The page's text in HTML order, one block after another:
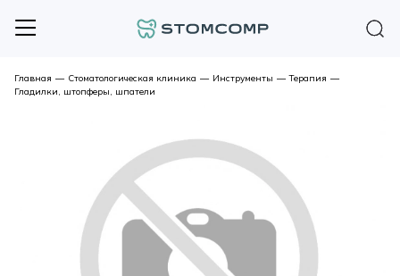
Главная — Стоматологическая клиника — Инструменты — Терапия —
Гладилки, штопферы, шпатели